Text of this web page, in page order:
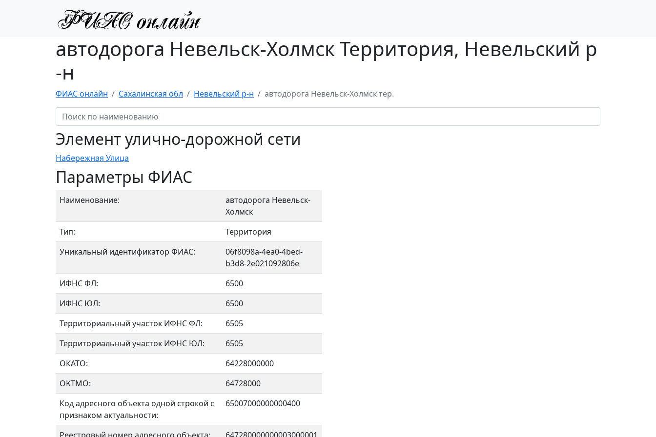
автодорога Невельск-Холмск Территория, Невельский р
-н
ФИАС онлайн Сахалинская обл Невельский р-н автодорога Невельск-Холмск тер.
Элемент улично-дорожной сети
Набережная Улица
Параметры ФИАС
Наименование:
автодорога Невельск-
Холмск
Тип:
Территория
Уникальный идентификатор ФИАС:
06f8098a-4ea0-4bed-
b3d8-2e021092806e
ИФНС ФЛ:
6500
ИФНС ЮЛ:
6500
Территориальный участок ИФНС ФЛ:
6505
Территориальный участок ИФНС ЮЛ:
6505
ОКАТО:
64228000000
OKTMO:
64728000
Код адресного объекта одной строкой с
признаком актуальности:
65007000000000400